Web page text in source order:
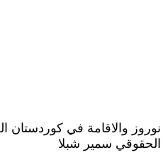
نوروز والاقامة في كوردستان
الحقوقي سمير شبلا